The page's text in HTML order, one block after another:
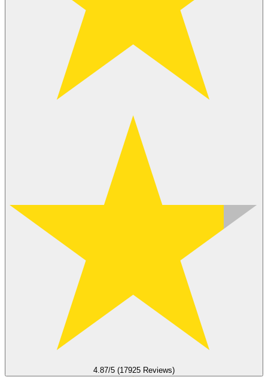
4.87/5 (17925 Reviews)